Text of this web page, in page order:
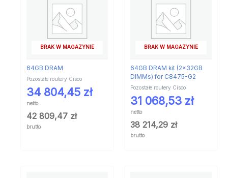
BRAK W MAGAZYNIE
64GB DRAM
Pozostałe routery Cisco
34 804,45 zł
netto
42 809,47 zł
brutto
BRAK W MAGAZYNIE
64GB DRAM kit (2x32GB
DIMMs) for C8475-G2
Pozostałe routery Cisco
31 068,53 zł
netto
38 214,29 zł
brutto